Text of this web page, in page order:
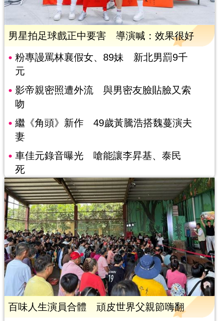
男星拍足球戲正中要害 導演喊：效果很好
粉專謾罵林襄假女、89妹 新北男罰9千
元
影帝親密照遭外流 與男密友臉貼臉又索
吻
繼《角頭》新作 49歲黃騰浩搭魏蔓演夫
妻
車佳元錄音曝光 嗆能讓李昇基、泰民
死
百味人生演員合體 頑皮世界父親節嗨翻